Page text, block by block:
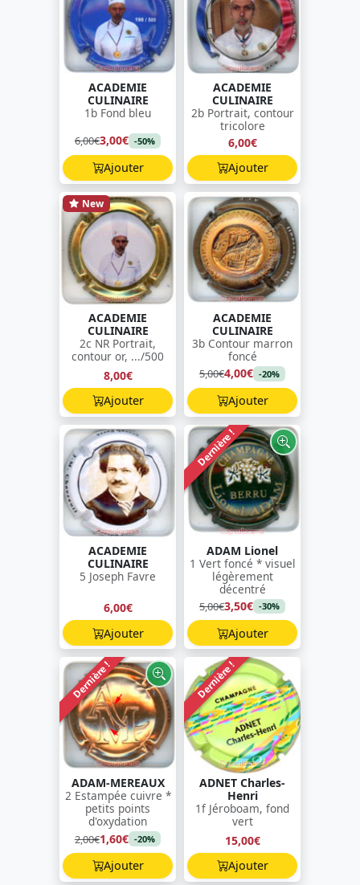
ACADEMIE
CULINAIRE
1b Fond bleu
6,00€3,00€ -50%
Ajouter
ACADEMIE
CULINAIRE
2b Portrait, contour
tricolore
6,00€
Ajouter
New
ACADEMIE
CULINAIRE
2c NR Portrait,
contour or, .../500
8,00€
Ajouter
ACADEMIE
CULINAIRE
3b Contour marron
foncé
5,00€4,00€ -20%
Ajouter
ACADEMIE
CULINAIRE
5 Joseph Favre
6,00€
Ajouter
Dernière !
ADAM Lionel
1 Vert foncé * visuel
légèrement
décentré
5,00€3,50€ -30%
Ajouter
Dernière !
ADAM-MEREAUX
2 Estampée cuivre *
petits points
d'oxydation
2,00€1,60€ -20%
Ajouter
Dernière !
ADNET Charles-
Henri
1f Jéroboam, fond
vert
15,00€
Ajouter